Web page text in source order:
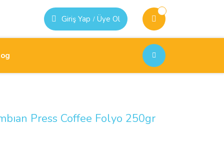
Giriş Yap / Üye Ol
Press Coffee Folyo 250gr